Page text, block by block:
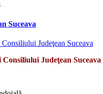
Suceava
Judeţean Suceava